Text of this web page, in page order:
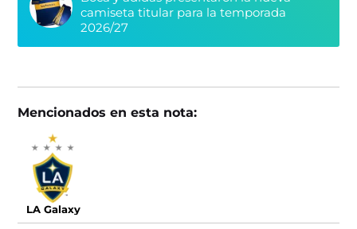
camiseta titular para la temporada
2026/27
Mencionados en esta nota:
LA Galaxy